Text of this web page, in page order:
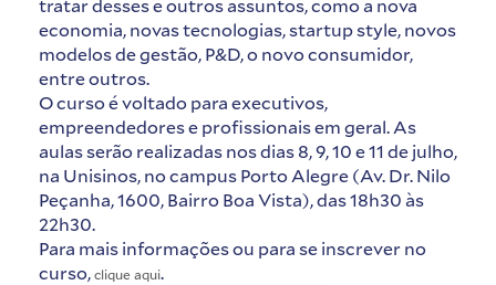
economia, novas tecnologias, startup style, novos
modelos de gestão, P&D, o novo consumidor,
entre outros.
O curso é voltado para executivos,
empreendedores e profissionais em geral. As
aulas serão realizadas nos dias 8, 9, 10 e 11 de julho,
na Unisinos, no campus Porto Alegre (Av. Dr. Nilo
Peçanha, 1600, Bairro Boa Vista), das 18h30 às
22h30.
Para mais informações ou para se inscrever no
curso,clique aqui.